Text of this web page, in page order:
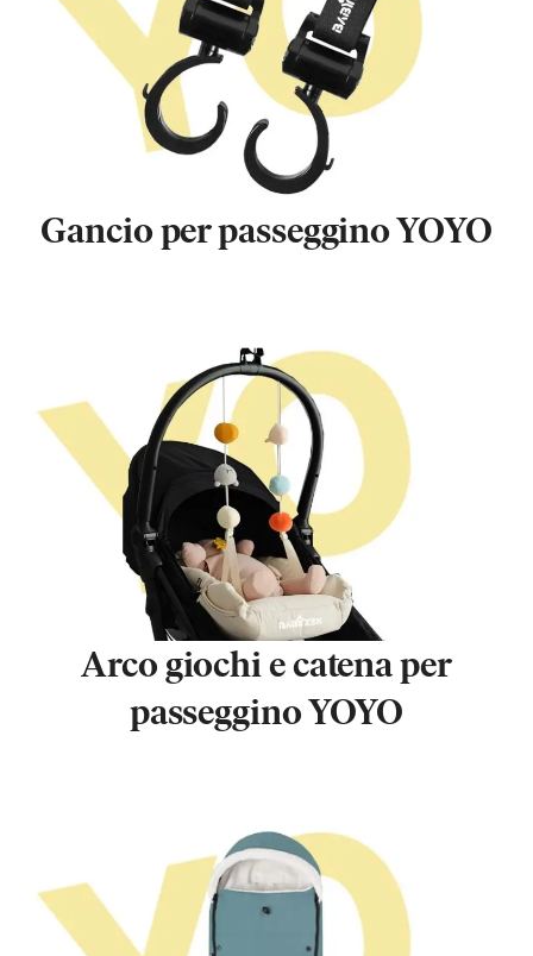
Gancio per passeggino YOYO
Arco giochi e catena per
passeggino YOYO